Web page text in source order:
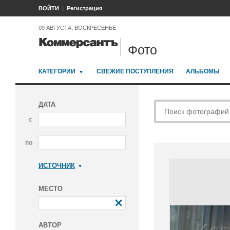
ВОЙТИ Регистрация
09 АВГУСТА, ВОСКРЕСЕНЬЕ
Фото
КАТЕГОРИИ СВЕЖИЕ ПОСТУПЛЕНИЯ АЛЬБОМЫ
ДАТА
с
по
ИСТОЧНИК
МЕСТО
АВТОР